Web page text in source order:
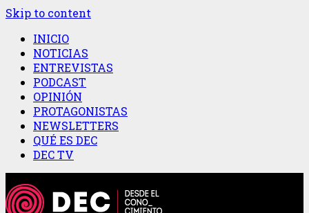
Skip to content
INICIO
NOTICIAS
ENTREVISTAS
PODCAST
OPINIÓN
PROTAGONISTAS
NEWSLETTERS
QUÉ ES DEC
DEC TV